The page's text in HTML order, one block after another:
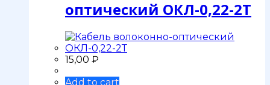
оптический ОКЛ-0,22-2Т
15,00 ₽
Add to cart